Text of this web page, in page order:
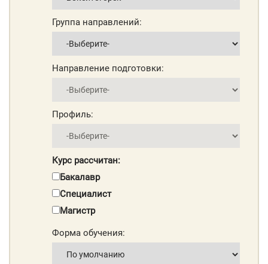
Группа направлений:
Направление подготовки:
Профиль:
Курс рассчитан:
Бакалавр
Специалист
Магистр
Форма обучения: